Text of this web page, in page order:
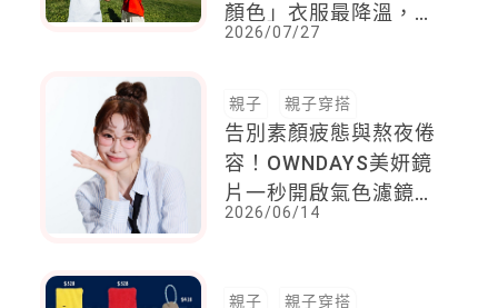
顏色」衣服最降溫，穿
錯恐更悶熱，溫差最高
2026/07/27
親子 親子穿搭
告別素顏疲態與熬夜倦
容！OWNDAYS美妍鏡
片一秒開啟氣色濾鏡，
從氣色到護眼一次升級
2026/06/14
親子 親子穿搭